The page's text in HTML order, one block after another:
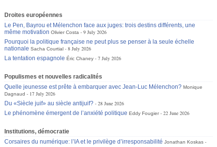
Droites européennes
Le Pen, Bayrou et Mélenchon face aux juges: trois destins différents, une
même motivation Olivier Costa
9 July 2026
Pourquoi la politique française ne peut plus se penser à la seule échelle
nationale Sacha Courtial
8 July 2026
La tentation espagnole Éric Chaney 7 July 2026
Populismes et nouvelles radicalités
Quelle jeunesse est prête à embarquer avec Jean-Luc Mélenchon? Monique
Dagnaud
17 July 2026
Du «Siècle juif» au siècle antijuif?
28 June 2026
Le phénomène émergent de l’anxiété politique Eddy Fougier 22 June 2026
Institutions, démocratie
Corsaires du numérique: l’IA et le privilège d’irresponsabilité Jonathan Koskas